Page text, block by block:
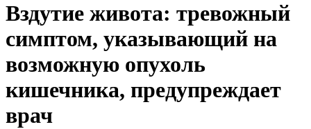
Вздутие живота: тревожный
симптом, указывающий на
возможную опухоль
кишечника, предупреждает
врач